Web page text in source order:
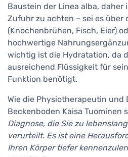
Baustein der Linea alba, daher
Zufuhr zu achten – sei es über
(Knochenbrühen, Fisch, Eier)
hochwertige
wichtig ist die Hydratation, da
ausreichend Flüssigkeit für
Funktion benötigt.
Wie die Physiotherapeutin und
Beckenboden Kaisa Tuominen
Diagnose, die Sie zu
verurteilt. Es ist eine
Ihren Körper tiefer